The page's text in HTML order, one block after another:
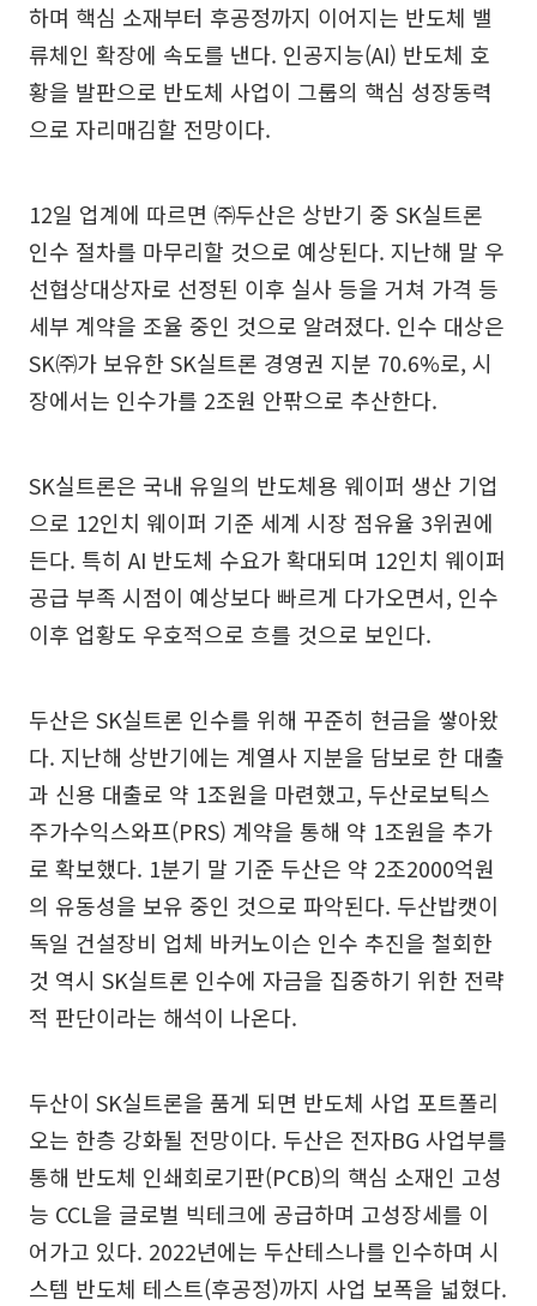
하며 핵심 소재부터 후공정까지 이어지는 반도체 밸
류체인 확장에 속도를 낸다. 인공지능(AI) 반도체 호
황을 발판으로 반도체 사업이 그룹의 핵심 성장동력
으로 자리매김할 전망이다.
12일 업계에 따르면 ㈜두산은 상반기 중 SK실트론
인수 절차를 마무리할 것으로 예상된다. 지난해 말 우
선협상대상자로 선정된 이후 실사 등을 거쳐 가격 등
세부 계약을 조율 중인 것으로 알려졌다. 인수 대상은
SK㈜가 보유한 SK실트론 경영권 지분 70.6%로, 시
장에서는 인수가를 2조원 안팎으로 추산한다.
SK실트론은 국내 유일의 반도체용 웨이퍼 생산 기업
으로 12인치 웨이퍼 기준 세계 시장 점유율 3위권에
든다. 특히 AI 반도체 수요가 확대되며 12인치 웨이퍼
공급 부족 시점이 예상보다 빠르게 다가오면서, 인수
이후 업황도 우호적으로 흐를 것으로 보인다.
두산은 SK실트론 인수를 위해 꾸준히 현금을 쌓아왔
다. 지난해 상반기에는 계열사 지분을 담보로 한 대출
과 신용 대출로 약 1조원을 마련했고, 두산로보틱스
주가수익스와프(PRS) 계약을 통해 약 1조원을 추가
로 확보했다. 1분기 말 기준 두산은 약 2조2000억원
의 유동성을 보유 중인 것으로 파악된다. 두산밥캣이
독일 건설장비 업체 바커노이슨 인수 추진을 철회한
것 역시 SK실트론 인수에 자금을 집중하기 위한 전략
적 판단이라는 해석이 나온다.
두산이 SK실트론을 품게 되면 반도체 사업 포트폴리
오는 한층 강화될 전망이다. 두산은 전자BG 사업부를
통해 반도체 인쇄회로기판(PCB)의 핵심 소재인 고성
능 CCL을 글로벌 빅테크에 공급하며 고성장세를 이
어가고 있다. 2022년에는 두산테스나를 인수하며 시
스템 반도체 테스트(후공정)까지 사업 보폭을 넓혔다.